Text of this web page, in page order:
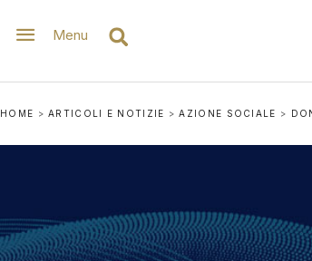
Menu
HOME >ARTICOLI E NOTIZIE >AZIONE SOCIALE >